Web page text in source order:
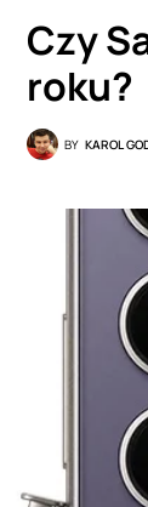
Czy
roku?
BY KAROL